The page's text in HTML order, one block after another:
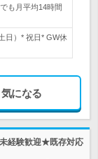
も月平均14時間
日）* 祝日* GW休
気になる
経験歓迎★既存対応